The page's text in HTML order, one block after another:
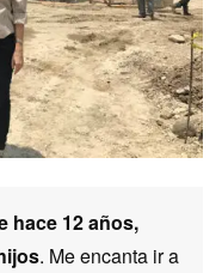
hace 12 años,
. Me encanta ir a